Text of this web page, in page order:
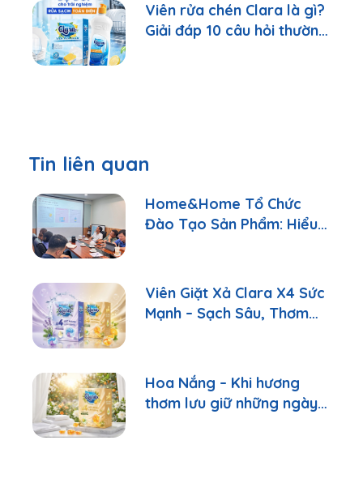
Viên rửa chén Clara là gì?
Giải đáp 10 câu hỏi thường
Tin liên quan
Home&Home Tổ Chức
Đào Tạo Sản Phẩm: Hiểu
Viên Giặt Xả Clara X4 Sức
Mạnh – Sạch Sâu, Thơm
Hoa Nắng – Khi hương
thơm lưu giữ những ngày